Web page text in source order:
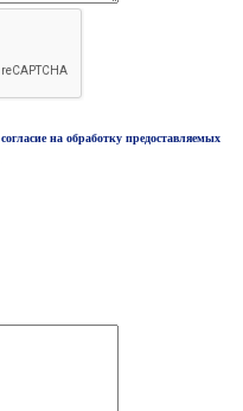
согласие на обработку предоставляемых